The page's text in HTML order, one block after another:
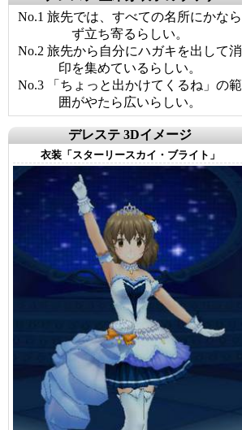
No.1 旅先では、すべての名所にかなら
ず立ち寄るらしい。
No.2 旅先から自分にハガキを出して消
印を集めているらしい。
No.3 「ちょっと出かけてくるね」の範
囲がやたら広いらしい。
デレステ 3Dイメージ
衣装「スターリースカイ・ブライト」